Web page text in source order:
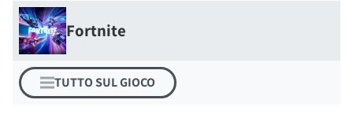
Fortnite
TUTTO SUL GIOCO